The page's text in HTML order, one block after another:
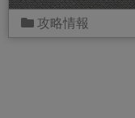
攻略情報